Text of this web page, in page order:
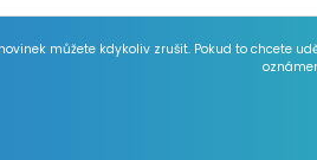
můžete kdykoliv zrušit. Pokud to chcete